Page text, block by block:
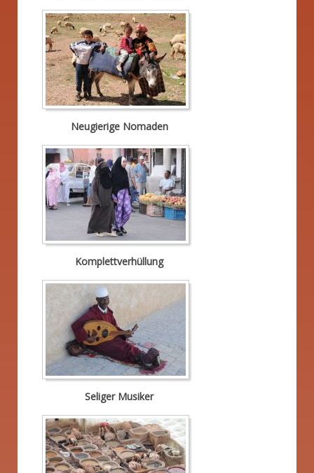
Neugierige Nomaden
Komplettverhüllung
Seliger Musiker